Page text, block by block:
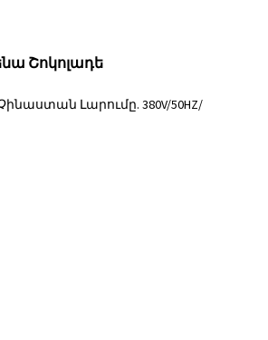
Շոկոլադե
Լարումը. 380V/50HZ/